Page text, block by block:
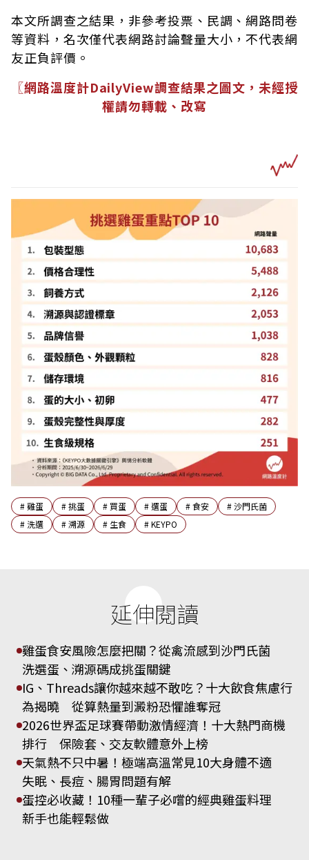
本文所調查之結果，非參考投票、民調、網路問卷
等資料，名次僅代表網路討論聲量大小，不代表網
友正負評價。
〖網路溫度計DailyView調查結果之圖文，未經授
權請勿轉載、改寫
#雞蛋 #挑蛋 # 買蛋 #選蛋 #食安 #沙門氏菌
# 洗選 #溯源 # 生食 #KEYPO
延伸閱讀
雞蛋食安風險怎麼把關？從禽流感到沙門氏菌
洗選蛋、溯源碼成挑蛋關鍵
IG、Threads讓你越來越不敢吃？十大飲食焦慮行
為揭曉 從算熱量到澱粉恐懼誰奪冠
2026世界盃足球賽帶動激情經濟！十大熱門商機
排行 保險套、交友軟體意外上榜
天氣熱不只中暑！極端高溫常見10大身體不適
失眠、長痘、腸胃問題有解
蛋控必收藏！10種一輩子必嚐的經典雞蛋料理
新手也能輕鬆做